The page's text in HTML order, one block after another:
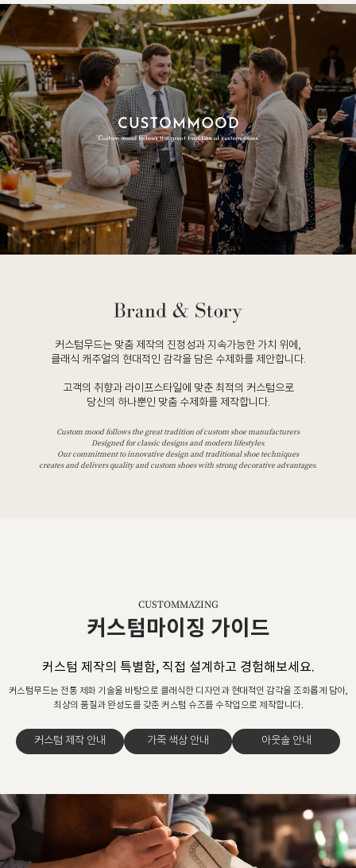
커스텀무드는 맞춤 제작의 진정성과 지속가능한 가치 위에,
클래식 캐주얼의 현대적인 감각을 담은 수제화를 제안합니다.
고객의 취향과 라이프스타일에 맞춘 최적의 커스텀으로
당신의 하나뿐인 맞춤 수제화를 제작합니다.
Custom mood follows the great tradition of custom shoe manufacturers
Designed for classic designs and modern lifestyles.
Our commitment to innovative design and traditional shoe techniques
creates and delivers quality and custom shoes with strong decorative advantages.
CUSTOMMAZING
커스텀마이징 가이드
커스텀 제작의 특별함, 직접 설계하고 경험해보세요.
커스텀무드는 전통 제화 기술을 바탕으로 클래식한 디자인과 현대적인 감각을 조화롭게 담아,
최상의 품질과 완성도를 갖춘 커스텀 슈즈를 수작업으로 제작합니다.
커스텀 제작 안내 가죽 색상 안내 아웃솔 안내